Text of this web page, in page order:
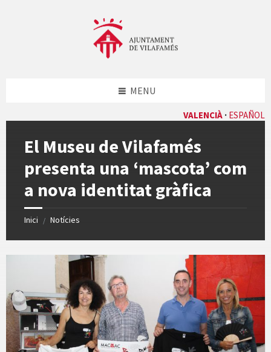
VALENCIÀ ESPAÑOL
MENU
El Museu de Vilafamés
presenta una ‘mascota’ com
a nova identitat gràfica
Inici / Notícies